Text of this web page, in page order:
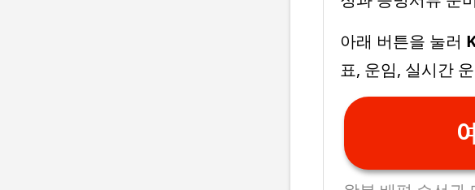
아래 버튼을 눌러
표, 운임, 실시간